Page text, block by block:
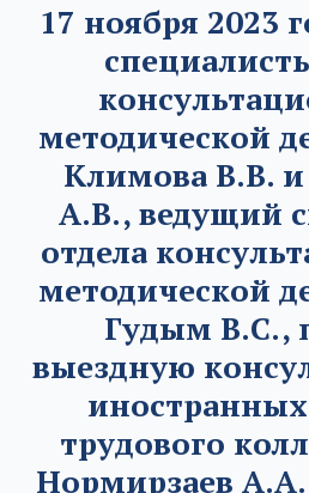
17 ноября 2023
методической
Климова В.В.
А.В., ведущий
отдела
методической
Гудым В.С.,
выездную
трудового
Нормирзаев